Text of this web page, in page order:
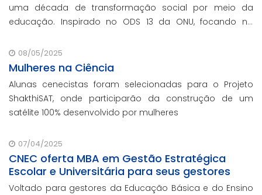
uma década de transformação social por meio da
educação. Inspirado no ODS 13 da ONU, focando no
promoção da sustentabilidade.
08/05/2025
Mulheres na Ciência
Alunas cenecistas foram selecionadas para o Projeto
ShakthiSAT, onde participarão da construção de um
satélite 100% desenvolvido por mulheres
07/04/2025
CNEC oferta MBA em Gestão Estratégica
Escolar e Universitária para seus gestores
Voltado para gestores da Educação Básica e do Ensino